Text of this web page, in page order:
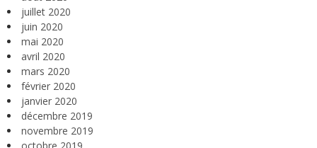
juillet 2020
juin 2020
mai 2020
avril 2020
mars 2020
février 2020
janvier 2020
décembre 2019
novembre 2019